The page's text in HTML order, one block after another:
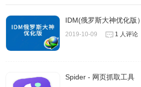
IDM(俄罗斯大神优化版）
2019-10-09 1 人评论
Spider - 网页抓取工具